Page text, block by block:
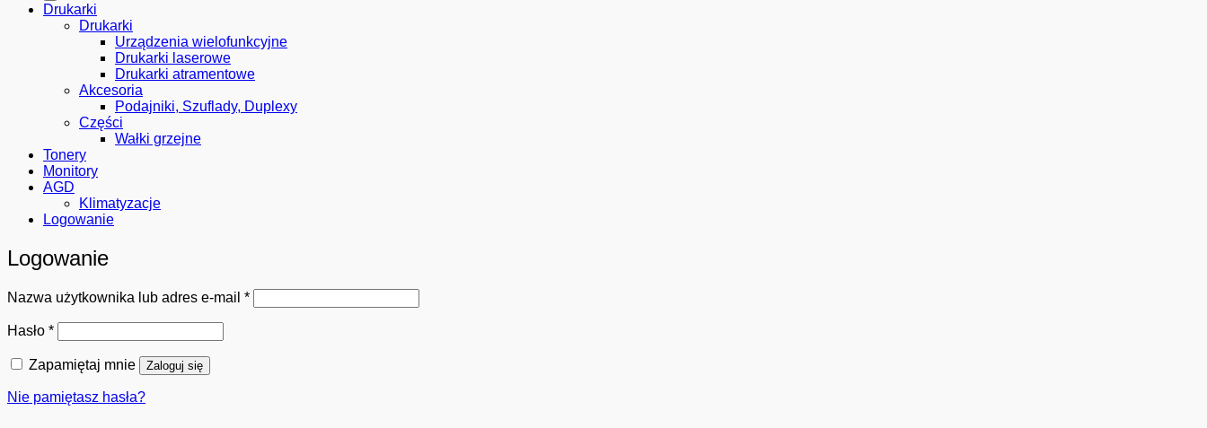
Drukarki
Drukarki
Urządzenia wielofunkcyjne
Drukarki laserowe
Drukarki atramentowe
Akcesoria
Podajniki, Szuflady, Duplexy
Części
Wałki grzejne
Tonery
Monitory
AGD
Klimatyzacje
Logowanie
Logowanie
Nazwa użytkownika lub adres e-mail *Wymagane
Hasło *Wymagane
Zapamiętaj mnie Zaloguj się
Nie pamiętasz hasła?